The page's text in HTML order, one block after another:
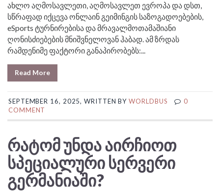
ახლო აღმოსავლეთი, აღმოსავლეთ ევროპა და დსთ,
სწრაფად იქცევა ონლაინ გეიმინგის საზოგადოებების,
eSports ტურნირებისა და მრავალმოთამაშიანი
ღონისძიებების მნიშვნელოვან ჰაბად. ამ ზრდას
რამდენიმე ფაქტორი განაპირობებს:...
Read More
SEPTEMBER 16, 2025, WRITTEN BYWORLDBUS
0
COMMENT
ᲠᲐᲢᲝᲛ ᲣᲜᲓᲐ ᲐᲘᲠᲩᲘᲝᲗ
ᲡᲞᲔᲪᲘᲐᲚᲣᲠᲘ ᲡᲔᲠᲕᲔᲠᲘ
ᲒᲔᲠᲛᲐᲜᲘᲐᲨᲘ?